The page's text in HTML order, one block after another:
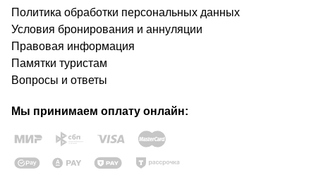
Политика обработки персональных данных
Условия бронирования и аннуляции
Правовая информация
Памятки туристам
Вопросы и ответы
Мы принимаем оплату онлайн: